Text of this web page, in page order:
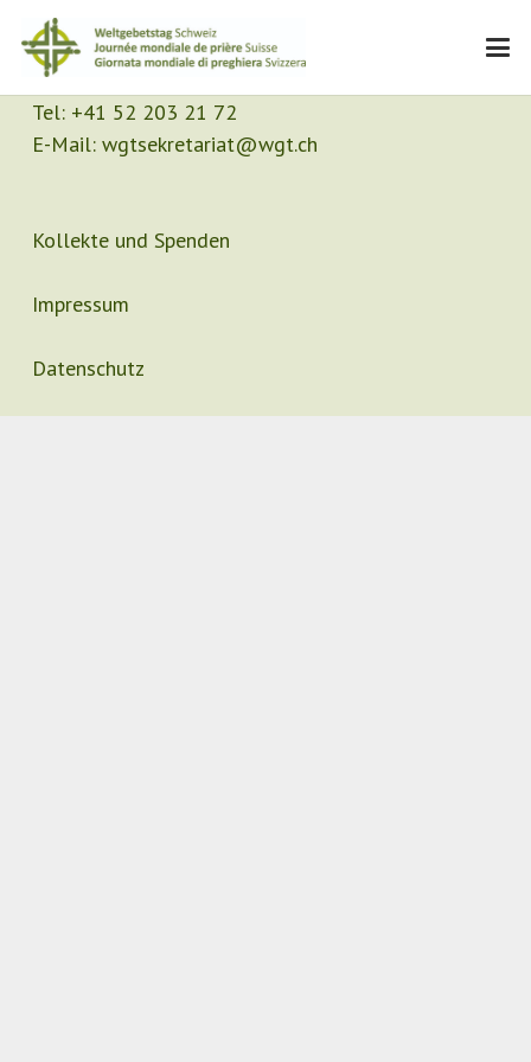
Kontakt
Sekretariat
Tel: +41 52 203 21 72
E-Mail: wgtsekretariat@wgt.ch
Kollekte und Spenden
Impressum
Datenschutz